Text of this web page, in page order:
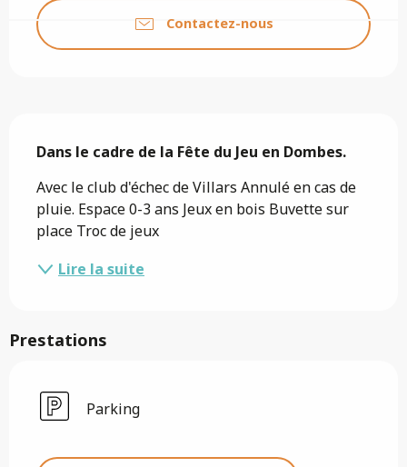
Contactez-nous
Dans le cadre de la Fête du Jeu en Dombes.
Avec le club d'échec de Villars Annulé en cas de
pluie. Espace 0-3 ans Jeux en bois Buvette sur
place Troc de jeux
Lire la suite
Prestations
Parking